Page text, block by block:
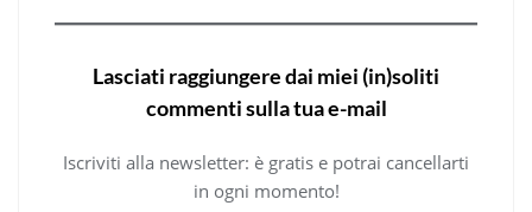
Lasciati raggiungere dai miei (in)soliti
commenti sulla tua e-mail
Iscriviti alla newsletter: è gratis e potrai cancellarti
in ogni momento!